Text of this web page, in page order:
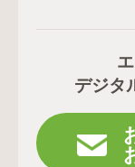
デジタ